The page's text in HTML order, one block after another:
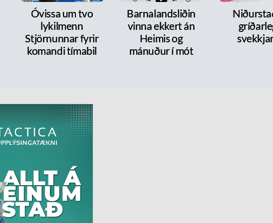
Óvissa um tvo
lykilmenn
Stjörnunnar fyrir
komandi tímabil
Barnalandsliðin
vinna ekkert án
Heimis og
mánuður í mót